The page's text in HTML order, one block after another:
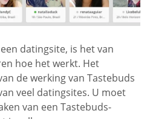
datingsite, is het van
hoe het werkt. Het
de werking van Tastebuds
veel datingsites. U moet
van een Tastebuds-